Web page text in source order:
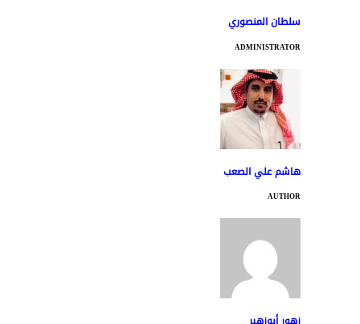
سلطان المنصوري
ADMINISTRATOR
هاشم علي الصعب
AUTHOR
زهور أبوزهير